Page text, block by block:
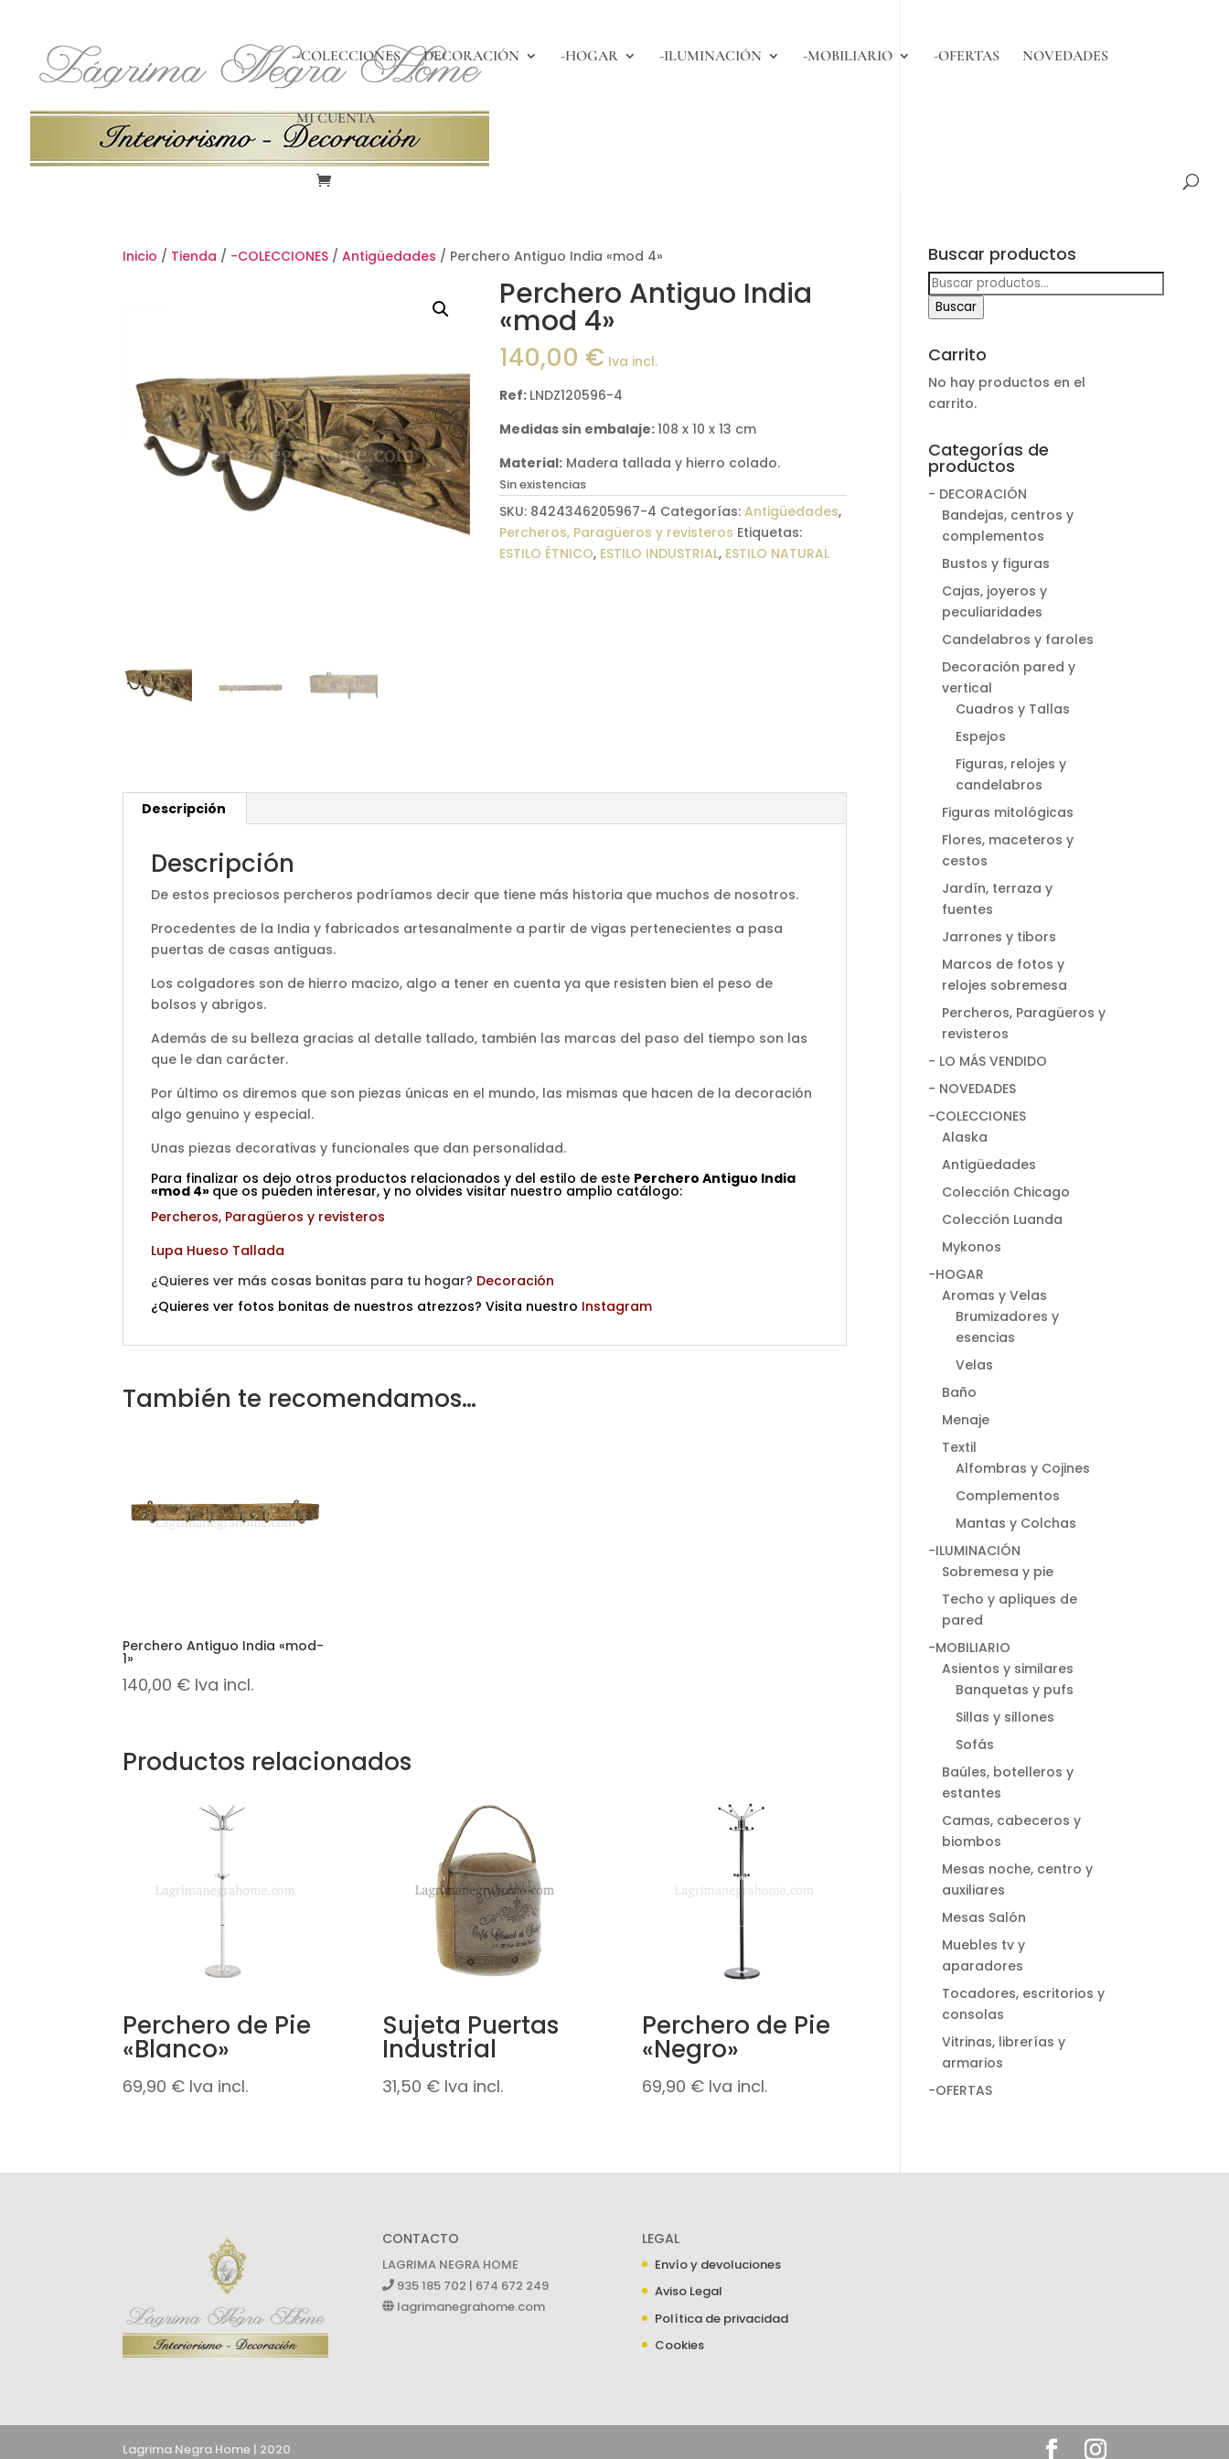
-COLECCIONES DECORACIÓN -HOGAR -ILUMINACIÓN -MOBILIARIO -OFERTAS NOVEDADES
MI CUENTA
Inicio / Tienda / -COLECCIONES /Antigüedades / Perchero Antiguo India «mod 4»
Perchero Antiguo India
«mod 4»
140,00 € Iva incl.
Ref: LNDZ120596-4
Medidas sin embalaje:108 x 10 x 13 cm
Material: Madera tallada y hierro colado.
Sin existencias
SKU: 8424346205967-4 Categorías:Antigüedades,
Percheros, Paragüeros y revisteros Etiquetas:
ESTILO ÉTNICO, ESTILO INDUSTRIAL, ESTILO NATURAL
Descripción
Descripción
De estos preciosos percheros podríamos decir que tiene más historia que muchos de nosotros.
Procedentes de la India y fabricados artesanalmente a partir de vigas pertenecientes a pasa
puertas de casas antiguas.
Los colgadores son de hierro macizo, algo a tener en cuenta ya que resisten bien el peso de
bolsos y abrigos.
Además de su belleza gracias al detalle tallado, también las marcas del paso del tiempo son las
que le dan carácter.
Por último os diremos que son piezas únicas en el mundo, las mismas que hacen de la decoración
algo genuino y especial.
Unas piezas decorativas y funcionales que dan personalidad.
Para finalizar os dejo otros productos relacionados y del estilo de este Perchero Antiguo India
«mod 4» que os pueden interesar, y no olvides visitar nuestro amplio catálogo:
Percheros, Paragüeros y revisteros
Lupa Hueso Tallada
¿Quieres ver más cosas bonitas para tu hogar? Decoración
¿Quieres ver fotos bonitas de nuestros atrezzos? Visita nuestro Instagram
También te recomendamos…
Perchero Antiguo India «mod-
1»
140,00 € Iva incl.
Productos relacionados
Perchero de Pie
«Blanco»
69,90 € Iva incl.
Sujeta Puertas
Industrial
31,50 € Iva incl.
Perchero de Pie
«Negro»
69,90 € Iva incl.
Buscar productos
Buscar
por:
Buscar
Carrito
No hay productos en el
carrito.
Categorías de
productos
- DECORACIÓN
Bandejas, centros y
complementos
Bustos y figuras
Cajas, joyeros y
peculiaridades
Candelabros y faroles
Decoración pared y
vertical
Cuadros y Tallas
Espejos
Figuras, relojes y
candelabros
Figuras mitológicas
Flores, maceteros y
cestos
Jardín, terraza y
fuentes
Jarrones y tibors
Marcos de fotos y
relojes sobremesa
Percheros, Paragüeros y
revisteros
- LO MÁS VENDIDO
- NOVEDADES
-COLECCIONES
Alaska
Antigüedades
Colección Chicago
Colección Luanda
Mykonos
-HOGAR
Aromas y Velas
Brumizadores y
esencias
Velas
Baño
Menaje
Textil
Alfombras y Cojines
Complementos
Mantas y Colchas
-ILUMINACIÓN
Sobremesa y pie
Techo y apliques de
pared
-MOBILIARIO
Asientos y similares
Banquetas y pufs
Sillas y sillones
Sofás
Baúles, botelleros y
estantes
Camas, cabeceros y
biombos
Mesas noche, centro y
auxiliares
Mesas Salón
Muebles tv y
aparadores
Tocadores, escritorios y
consolas
Vitrinas, librerías y
armarios
-OFERTAS
CONTACTO
LAGRIMA NEGRA HOME
935 185 702 | 674 672 249
lagrimanegrahome.com
LEGAL
Envío y devoluciones
Aviso Legal
Política de privacidad
Cookies
Lagrima Negra Home | 2020